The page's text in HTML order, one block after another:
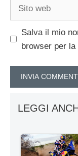
Salva il mio
browser per
LEGGI